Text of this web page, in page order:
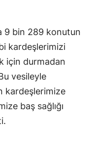
9 bin 289 konutun
kardeşlerimizi
için durmadan
vesileyle
kardeşlerimize
baş sağlığı